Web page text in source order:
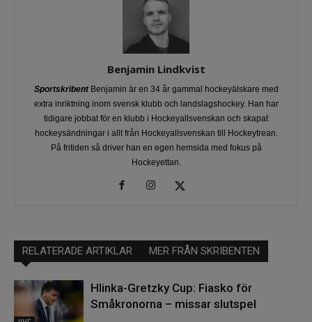
Benjamin Lindkvist
SportskribentBenjamin är en 34 år gammal hockeyälskare med
extra inriktning inom svensk klubb och landslagshockey. Han har
tidigare jobbat för en klubb i Hockeyallsvenskan och skapat
hockeysändningar i allt från Hockeyallsvenskan till Hockeytrean.
På fritiden så driver han en egen hemsida med fokus på
Hockeyettan.
RELATERADE ARTIKLAR MER FRÅN SKRIBENTEN
Hlinka-Gretzky Cup: Fiasko för
Småkronorna – missar slutspel